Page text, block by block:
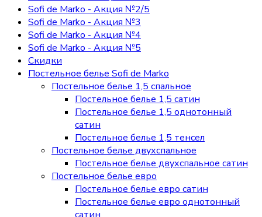
Sofi de Marko - Акция №2/5
Sofi de Marko - Акция №3
Sofi de Marko - Акция №4
Sofi de Marko - Акция №5
Скидки
Постельное белье Sofi de Marko
Постельное белье 1,5 спальное
Постельное белье 1,5 сатин
Постельное белье 1,5 однотонный
сатин
Постельное белье 1,5 тенсел
Постельное белье двухспальное
Постельное белье двухспальное сатин
Постельное белье евро
Постельное белье евро сатин
Постельное белье евро однотонный